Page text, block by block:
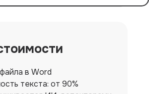
в Word
текста: от 90%